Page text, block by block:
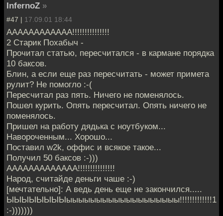
InfernoZ »
#47 | 17.09.01 18:44
АААААААААААА!!!!!!!!!!!!!!!
2 Старик Похабыч -
Прочитал статью, пересчитался - в кармане порядка
10 баксов.
Блин, а если еще раз пересчитать - может примета
рулит? Не помогло :-(
Пересчитал раз пять. Ничего не поменялось.
Пошел курить. Опять пересчитал. Опять ничего не
поменялось.
Пришел на работу дядька с ноутбуком...
Навороченным... Хорошо...
Поставил w2k, оффис и всякое такое...
Получил 50 баксов :-)))
ААААААААААААА!!!!!!!!!!!!!!!
Народ, считайде деньги чаше :-)
[мечтательно]: А ведь день еще не закончился.....
ЫЫЫЫЫЫЫЫыыыыыыыыыыыыыыыыыыы!!!!!!!!!!!!!1
:-)))))))